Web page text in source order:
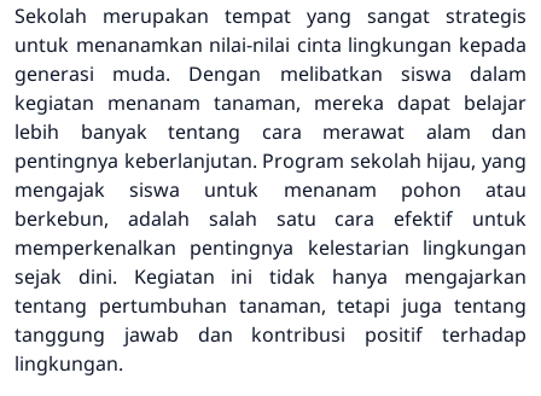
Sekolah merupakan tempat yang sangat strategis
untuk menanamkan nilai-nilai cinta lingkungan kepada
generasi muda. Dengan melibatkan siswa dalam
kegiatan menanam tanaman, mereka dapat belajar
lebih banyak tentang cara merawat alam dan
pentingnya keberlanjutan. Program sekolah hijau, yang
mengajak siswa untuk menanam pohon atau
berkebun, adalah salah satu cara efektif untuk
memperkenalkan pentingnya kelestarian lingkungan
sejak dini. Kegiatan ini tidak hanya mengajarkan
tentang pertumbuhan tanaman, tetapi juga tentang
tanggung jawab dan kontribusi positif terhadap
lingkungan.